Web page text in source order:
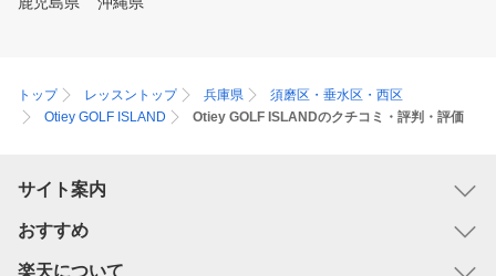
トップ レッスントップ 兵庫県
須磨区・垂水区・西区
Otiey GOLF ISLAND
Otiey GOLF ISLANDのクチコミ・評判・評価
サイト案内
おすすめ
楽天について